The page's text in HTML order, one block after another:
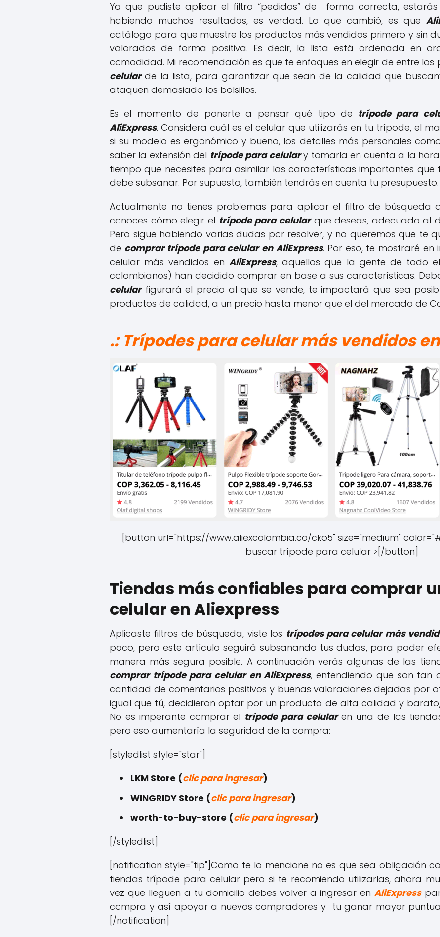
Ya que pudiste aplicar el filtro “pedidos” de forma correcta, estarás
habiendo muchos resultados, es verdad. Lo que cambió, es que
catálogo para que muestre los productos más vendidos primero y sin
valorados de forma positiva. Es decir, la lista está ordenada en
comodidad. Mi recomendación es que te enfoques en elegir de entre los
celular de la lista, para garantizar que sean de la calidad que
ataquen demasiado los bolsillos.
Es el momento de ponerte a pensar qué tipo de trípode para
AliExpress. Considera cuál es el celular que utilizarás en tu trípode, el
si su modelo es ergonómico y bueno, los detalles más personales
saber la extensión del trípode para celulary tomarla en cuenta a la
tiempo que necesites para asimilar las características importantes que
debe subsanar. Por supuesto, también tendrás en cuenta tu presupuesto.
Actualmente no tienes problemas para aplicar el filtro de búsqueda
conoces cómo elegir el trípode para celularque deseas, adecuado al
Pero sigue habiendo varias dudas por resolver, y no queremos que te
de comprar trípode para celular en AliExpress. Por eso, te mostraré
celular más vendidos en AliExpress, aquellos que la gente de todo
colombianos) han decidido comprar en base a sus características.
celularfigurará el precio al que se vende, te impactará que sea
productos de calidad, a un precio hasta menor que el del mercado de
.: Trípodes para celular más vendidos
[button url="https://www.aliexcolombia.co/cko5" size="medium"
buscar trípode para celular >[/button]
Tiendas más confiables para comprar
celular en Aliexpress
Aplicaste filtros de búsqueda, viste los trípodes para celular más
poco, pero este artículo seguirá subsanando tus dudas, para poder
manera más segura posible. A continuación verás algunas de las
comprar trípode para celular en AliExpress, entendiendo que son tan
cantidad de comentarios positivos y buenas valoraciones dejadas por
igual que tú, decidieron optar por un producto de alta calidad y
No es imperante comprar el trípode para celular en una de las
pero eso aumentaría la seguridad de la compra:
[styledlist style="star"]
LKM Store (clic para ingresar)
WINGRIDY Store (clic para ingresar)
worth-to-buy-store (clic para ingresar)
[/styledlist]
[notification style="tip"]Como te lo mencione no es que sea obligación
tiendas trípode para celular pero si te recomiendo utilizarlas, ahora
vez que lleguen a tu domicilio debes volver a ingresar en AliExpress
compra y así apoyar a nuevos compradores y tu ganar mayor
[/notification]